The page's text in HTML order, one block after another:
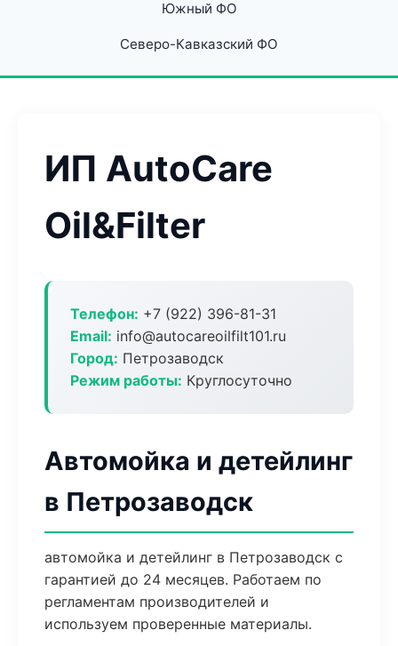
Южный ФО
Северо-Кавказский ФО
ИП AutoCare
Oil&Filter
Телефон: +7 (922) 396-81-31
Email: info@autocareoilfilt101.ru
Город: Петрозаводск
Режим работы: Круглосуточно
Автомойка и детейлинг
в Петрозаводск
автомойка и детейлинг в Петрозаводск с
гарантией до 24 месяцев. Работаем по
регламентам производителей и
используем проверенные материалы.